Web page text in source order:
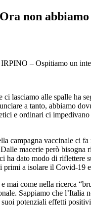
non abbiamo
– Ospitiamo un
ci lasciamo alle spalle ha
a tanto, abbiamo
e ordinari ci
campagna vaccinale ci
macerie però bisogna
ha dato modo di riflettere
a isolare il Covid-19
mai come nella ricerca
Sappiamo che
potenziali effetti